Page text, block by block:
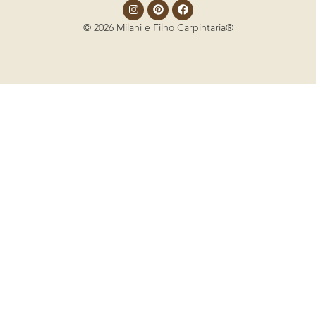
© 2026 Milani e Filho Carpintaria®